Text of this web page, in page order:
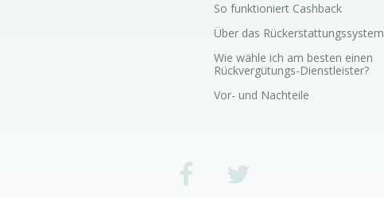
So funktioniert Cashback
Über das Rückerstattungssystem
Wie wähle ich am besten einen
Rückvergütungs-Dienstleister?
Vor- und Nachteile